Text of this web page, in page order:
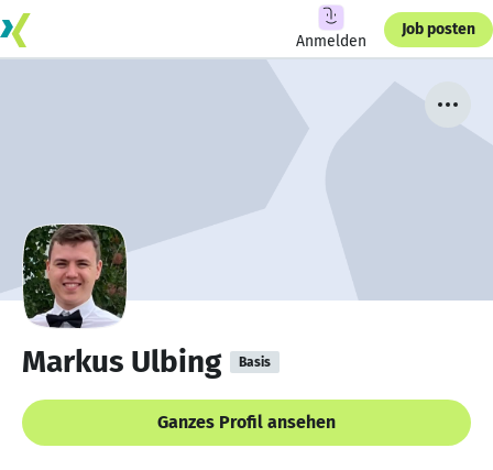
Anmelden
Job posten
Markus Ulbing Basis
Ganzes Profil ansehen